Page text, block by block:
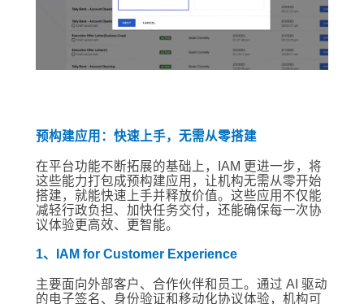
预构建应用：快速上手，无需从零搭建
在平台功能不断拓展的基础上，IAM 更进一步，将
这些能力打包成预构建应用，让机构无需从零开始
搭建，就能快速上手并释放价值。这些应用不仅能
减轻行政负担、加快任务交付，还能确保每一次协
议体验更高效、更智能。
1、IAM for Customer Experience
主要面向外部客户、合作伙伴和员工。通过 AI 驱动
的电子签名、身份验证和移动化协议体验，机构可